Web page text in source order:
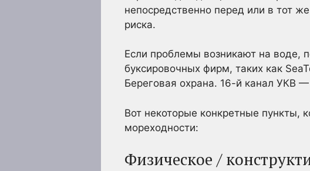
непосредственно перед или в тот
риска.
Если проблемы возникают на воде,
буксировочных фирм, таких как
Береговая охрана. 16-й канал УКВ
Вот некоторые конкретные пункты,
мореходности:
Физическое /